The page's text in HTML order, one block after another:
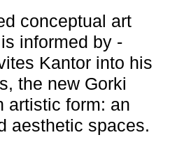
conceptual art
informed by
Kantor into his
the new Gorki
artistic form: an
aesthetic spaces.